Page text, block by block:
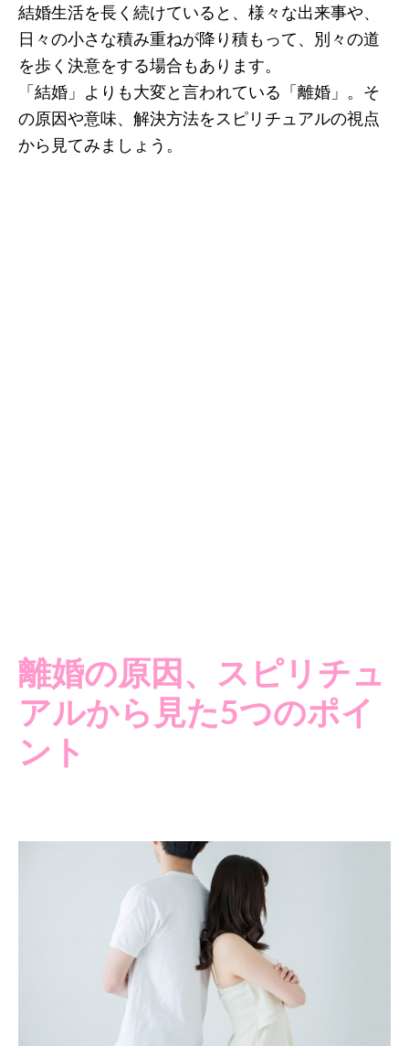
結婚生活を長く続けていると、様々な出来事や、
日々の小さな積み重ねが降り積もって、別々の道
を歩く決意をする場合もあります。
「結婚」よりも大変と言われている「離婚」。そ
の原因や意味、解決方法をスピリチュアルの視点
から見てみましょう。
離婚の原因、スピリチュ
アルから見た5つのポイ
ント